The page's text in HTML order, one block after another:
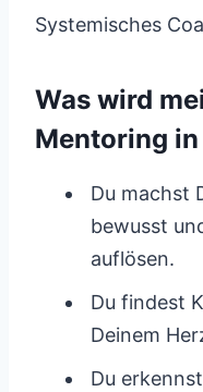
Systemisches
Was wird
Mentoring
Du machst
bewusst
auflösen.
Du findest
Deinem
Du